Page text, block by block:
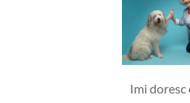
Imi doresc